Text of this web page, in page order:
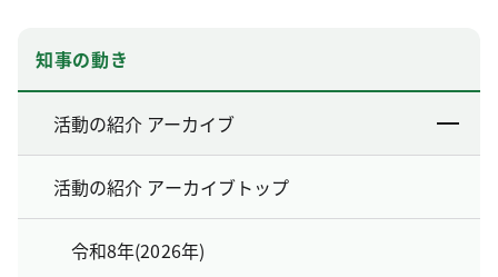
知事の動き
活動の紹介 アーカイブ
活動の紹介 アーカイブトップ
令和8年(2026年)